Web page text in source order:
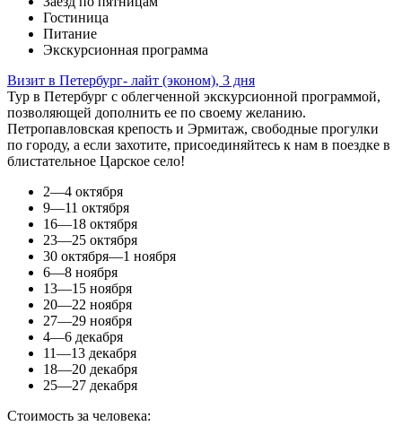
Гостиница
Питание
Экскурсионная программа
Визит в Петербург- лайт (эконом), 3 дня
Тур в Петербург с облегченной экскурсионной программой,
позволяющей дополнить ее по своему желанию.
Петропавловская крепость и Эрмитаж, свободные прогулки
по городу, а если захотите, присоединяйтесь к нам в поездке в
блистательное Царское село!
2—4 октября
9—11 октября
16—18 октября
23—25 октября
30 октября—1 ноября
6—8 ноября
13—15 ноября
20—22 ноября
27—29 ноября
4—6 декабря
11—13 декабря
18—20 декабря
25—27 декабря
Стоимость за человека: